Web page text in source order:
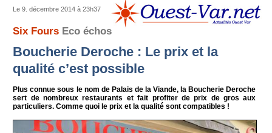
Le 9. décembre 2014 à 23h37
Six Fours Eco échos
Boucherie Deroche : Le prix et la
qualité c’est possible
Plus connue sous le nom de Palais de la Viande, la Boucherie Deroche
sert de nombreux restaurants et fait profiter de prix de gros aux
particuliers. Comme quoi le prix et la qualité sont compatibles !